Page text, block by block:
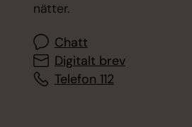
nätter.
Chatt
Digitalt brev
Telefon 112